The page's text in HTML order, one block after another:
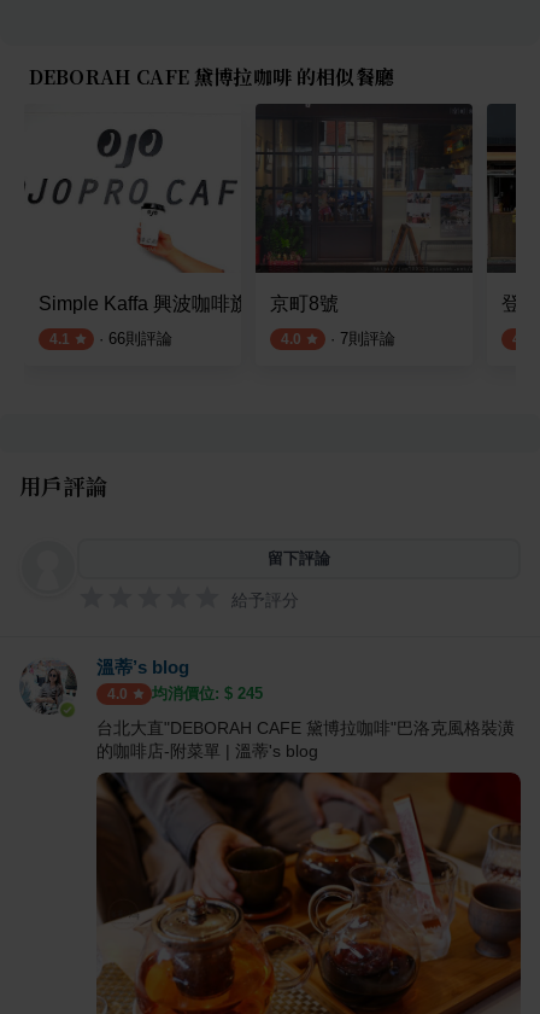
DEBORAH CAFE 黛博拉咖啡 的相似餐廳
Simple Kaffa 興波咖啡旗艦店
4.1 · 66則評論
京町8號
4.0 · 7則評論
登
4.2
用戶評論
留下評論
給予評分
溫蒂’s blog
4.0 均消價位: $ 245
台北大直"DEBORAH CAFE 黛博拉咖啡"巴洛克風格裝潢
的咖啡店-附菜單 | 溫蒂's blog